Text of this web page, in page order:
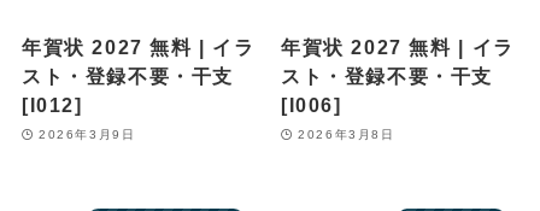
年賀状 2027 無料 | イラ
スト・登録不要・干支
[I012]
2026年3月9日
年賀状 2027 無料 | イラ
スト・登録不要・干支
[I006]
2026年3月8日